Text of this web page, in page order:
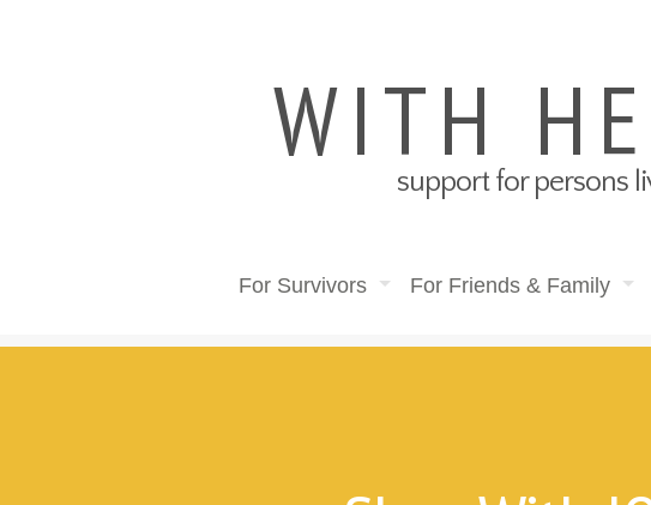
WITH
support for persons
For Survivors For Friends & Family